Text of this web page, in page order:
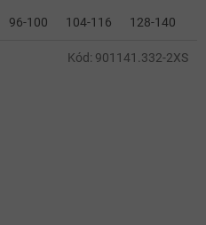
96-100 104-116 128-140
Kód: 901141.332-2XS